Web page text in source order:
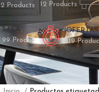
2 Products
12 Products
SALA
99 Products
OFERTAS
119